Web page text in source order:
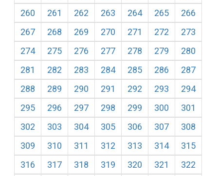
260
261 262 263 264 265
266
267
268 269 270 271 272
273
274
275 276 277 278 279
280
281
282 283 284 285 286
287
288
289 290 291 292 293
294
295
296 297 298 299 300
301
302
303 304 305 306 307
308
309
310 311 312 313 314
315
316
317 318 319 320 321
322